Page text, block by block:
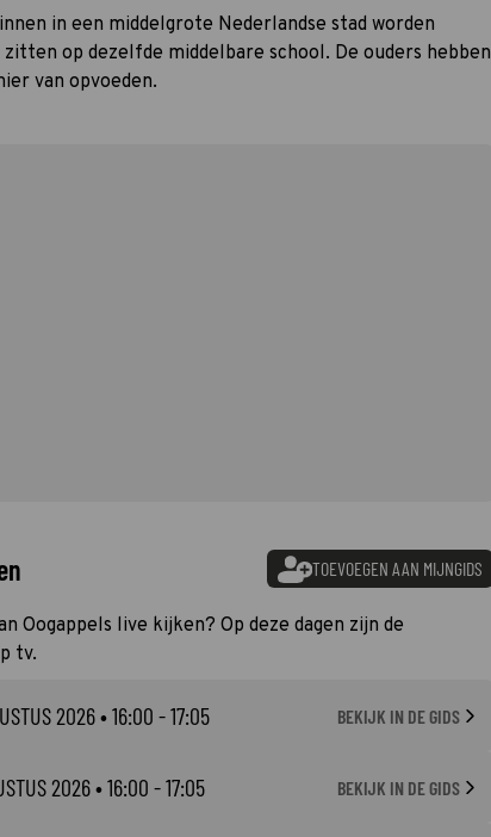
in een middelgrote Nederlandse stad worden
op dezelfde middelbare school. De ouders hebben
van opvoeden.
TOEVOEGEN AAN MIJNGIDS
Oogappels live kijken? Op deze dagen zijn de
tv.
2026• 16:00 - 17:05 BEKIJK IN DE GIDS
2026• 16:00 - 17:05 BEKIJK IN DE GIDS